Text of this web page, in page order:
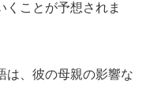
くことが予想されま
は、彼の母親の影響な